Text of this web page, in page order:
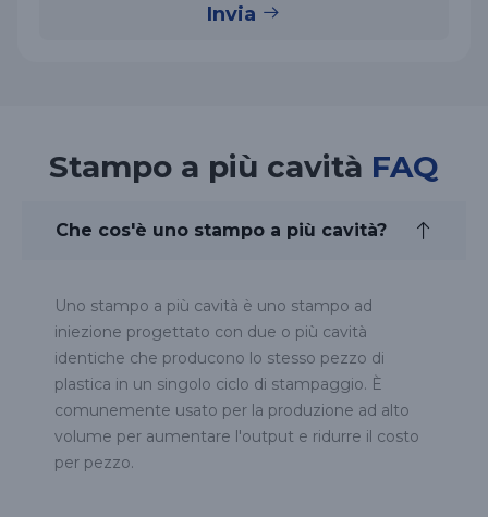
Invia
Stampo a più cavità FAQ
Che cos'è uno stampo a più cavità?
Uno stampo a più cavità è uno stampo ad
iniezione progettato con due o più cavità
identiche che producono lo stesso pezzo di
plastica in un singolo ciclo di stampaggio. È
comunemente usato per la produzione ad alto
volume per aumentare l'output e ridurre il costo
per pezzo.